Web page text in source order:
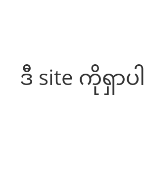
ဒီ site ကိုရှာပါ